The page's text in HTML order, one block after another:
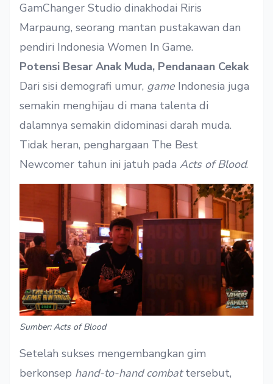
GamChanger Studio dinakhodai Riris
Marpaung, seorang mantan pustakawan dan
pendiri Indonesia Women In Game.
Potensi Besar Anak Muda, Pendanaan Cekak
Dari sisi demografi umur, game Indonesia juga
semakin menghijau di mana talenta di
dalamnya semakin didominasi darah muda.
Tidak heran, penghargaan The Best
Newcomer tahun ini jatuh pada Acts of Blood.
Sumber: Acts of Blood
Setelah sukses mengembangkan gim
berkonsep hand-to-hand combattersebut,